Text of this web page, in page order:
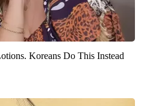
Koreans Do This Instead